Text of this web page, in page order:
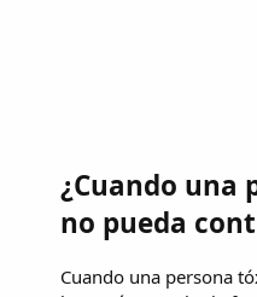
¿Cuando una
no pueda
Cuando una persona